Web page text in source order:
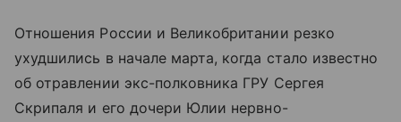
Отношения России и Великобритании резко
ухудшились в начале марта, когда стало известно
об отравлении экс-полковника ГРУ Сергея
Скрипаля и его дочери Юлии нервно-